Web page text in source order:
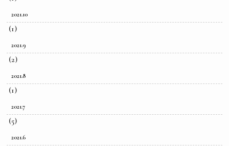
2021.10
(1)
2021.9
(2)
2021.8
(1)
2021.7
(5)
2021.6